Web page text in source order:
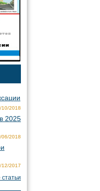
10/2018
2025
06/2018
12/2017
статьи